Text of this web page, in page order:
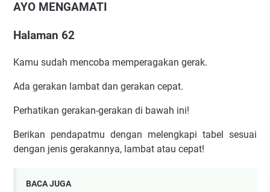
AYO MENGAMATI
Halaman 62
Kamu sudah mencoba memperagakan gerak.
Ada gerakan lambat dan gerakan cepat.
Perhatikan gerakan-gerakan di bawah ini!
Berikan pendapatmu dengan melengkapi tabel sesuai
dengan jenis gerakannya, lambat atau cepat!
BACA JUGA